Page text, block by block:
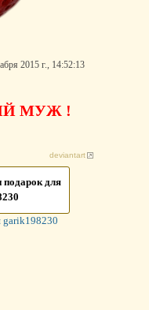
2015 г., 14:52:13
МУЖ !
deviantart
подарок для
garik198230